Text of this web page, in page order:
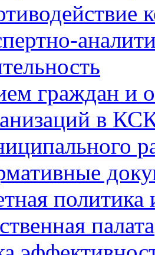
граждан и
в
политика
палата